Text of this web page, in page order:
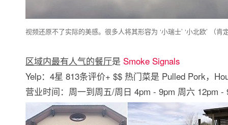
视频还原不了实际的美感。很多人将其形容为 ‘小瑞士’ ‘小北欧’ （
区域内最有人气的餐厅是 Smoke Signals
Yelp：4星 813条评价+ $$ 热门菜是 Pulled Pork，
营业时间：周一到周五/周日 4pm - 9pm 周六 12pm -